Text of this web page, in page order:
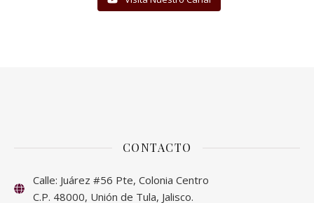
CONTACTO
Calle: Juárez #56 Pte, Colonia Centro
C.P. 48000, Unión de Tula, Jalisco.